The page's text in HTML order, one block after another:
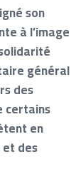
son
à l’image
général
des
certains
en
des